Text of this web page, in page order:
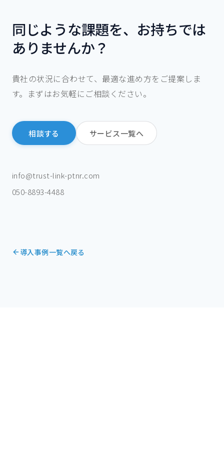
同じような課題を、お持ちでは
ありませんか？
貴社の状況に合わせて、最適な進め方をご提案しま
す。まずはお気軽にご相談ください。
相談する サービス一覧へ
info@trust-link-ptnr.com
050-8893-4488
導入事例一覧へ戻る